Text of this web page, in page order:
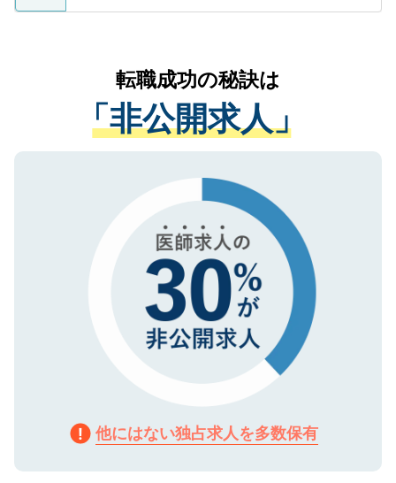
ているすべての個人データはご本人の許可
は、個人情報の取り扱いについての厳密な
管理基準を満たした事業者のみに付与され
る、プライバシーマークを取得済みです。
で、機密保持に関してもご安心ください。
かがいして、現在の医療機関の状況や紹介
経験をまじえながら、適切なアドバイスを
させていただきます。すぐにご転職をされ
ない方には、長期的なサポートが可能です
ので、まずはご登録ください。
転職成功の秘訣は
「非公開求人」
他にはない独占求人を多数保有